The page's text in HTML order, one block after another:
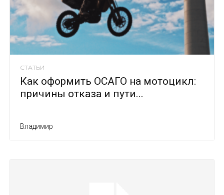
СТАТЬИ
Как оформить ОСАГО на мотоцикл:
причины отказа и пути...
Владимир